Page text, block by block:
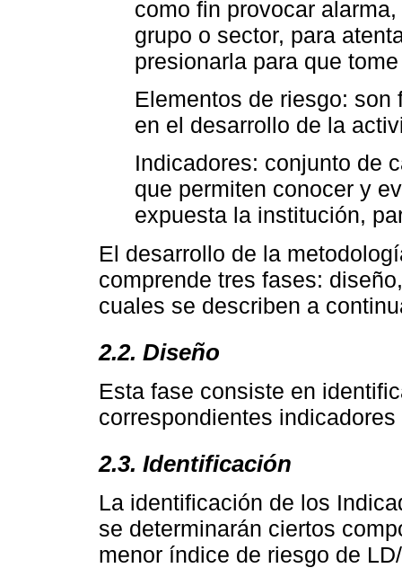
como fin provocar
grupo o sector, para
presionarla para que
Elementos de riesgo:
en el desarrollo de la
Indicadores: conjunto de
que permiten conocer y
expuesta la institución,
El desarrollo de la
comprende tres fases:
cuales se describen a
2.2. Diseño
Esta fase consiste en
correspondientes
2.3. Identificación
La identificación de los
se determinarán ciertos
menor índice de riesgo de